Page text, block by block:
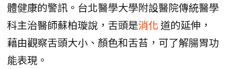
體健康的警訊。台北醫學大學附設醫院傳統醫學
科主治醫師蘇柏璇說，舌頭是消化道的延伸，
藉由觀察舌頭大小、顏色和舌苔，可了解腸胃功
能表現。